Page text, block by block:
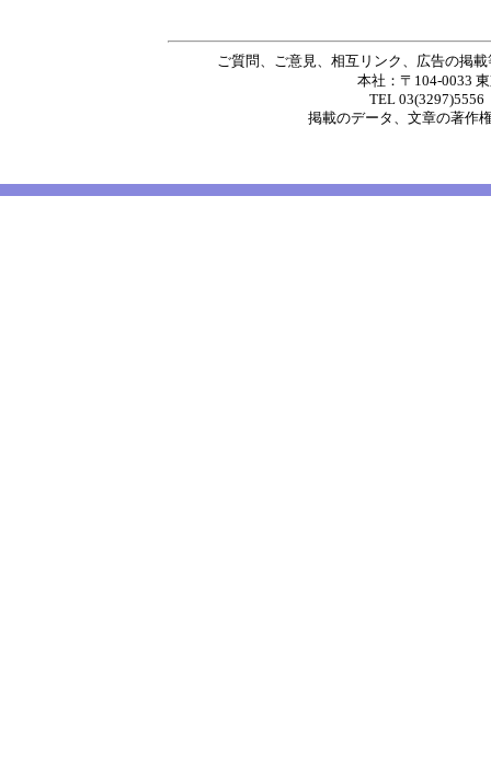
ご質問、ご意見、相互リンク、広告の掲
本社：〒104-0033
TEL
掲載のデータ 、 文章の著作